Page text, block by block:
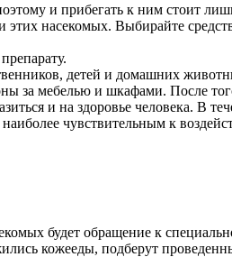
и прибегать к ним стоит
насекомых. Выбирайте
детей и домашних
за мебелью и шкафами. После
и на здоровье человека. В
чувствительным к
будет обращение к
кожееды, подберут